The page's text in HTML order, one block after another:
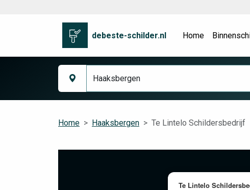
debeste-schilder.nl Home
Home Haaksbergen Te Lintelo Schildersbedrijf
Te Lintelo